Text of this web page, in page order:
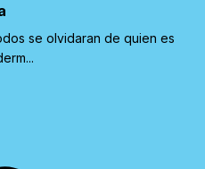
se olvidaran de quien es